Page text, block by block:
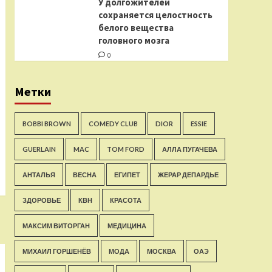
сохраняется целостность
белого вещества
головного мозга
0
Метки
BOBBI BROWN COMEDY CLUB DIOR ESSIE
GUERLAIN MAC TOM FORD АЛЛА ПУГАЧЕВА
АНТАЛЬЯ ВЕСНА ЕГИПЕТ ЖЕРАР ДЕПАРДЬЕ
ЗДОРОВЬЕ КВН КРАСОТА
МАКСИМ ВИТОРГАН МЕДИЦИНА
МИХАИЛ ГОРШЕНЁВ МОДА МОСКВА ОАЭ